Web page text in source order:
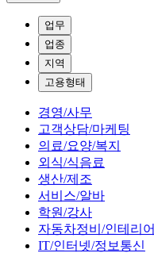
업무
업종
지역
고용형태
경영/사무
고객상담/마케팅
의료/요양/복지
외식/식음료
생산/제조
서비스/알바
학원/강사
자동차정비/인테리어
IT/인터넷/정보통신